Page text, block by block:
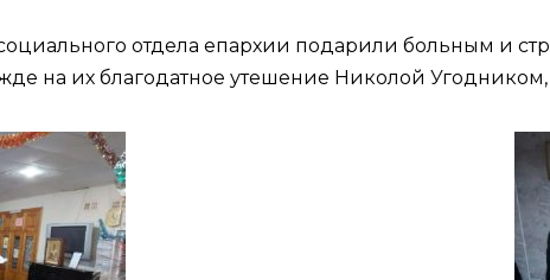
отдела епархии подарили больным и
на их благодатное утешение Николой